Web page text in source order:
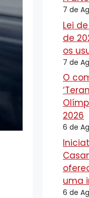
7 de
Lei
de
os
7 de
O
2026
6 de
uma
6 de